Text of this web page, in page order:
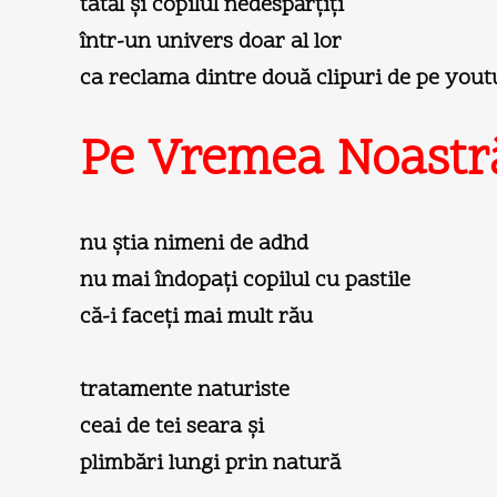
într-un univers doar al lor
ca reclama dintre două clipuri de pe
Pe Vremea
nu ştia nimeni de adhd
nu mai îndopaţi copilul cu pastile
că-i faceţi mai mult rău
tratamente naturiste
ceai de tei seara şi
plimbări lungi prin natură